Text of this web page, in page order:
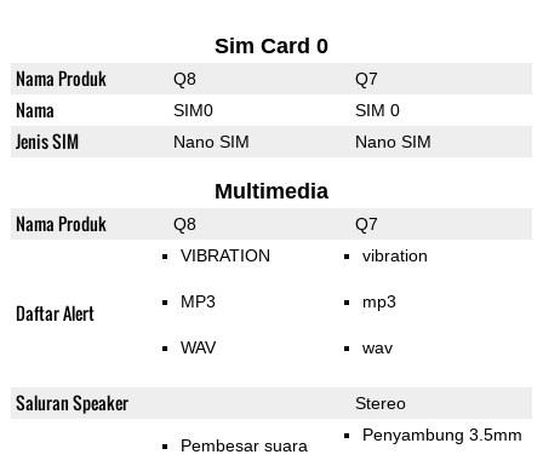
Sim Card 0
Nama Produk Q8 Q7
Nama SIM0 SIM 0
Jenis SIM Nano SIM Nano SIM
Multimedia
Nama Produk Q8 Q7
Daftar Alert
VIBRATION
MP3
WAV
vibration
mp3
wav
Saluran Speaker Stereo
Pembesar suara
Penyambung 3.5mm